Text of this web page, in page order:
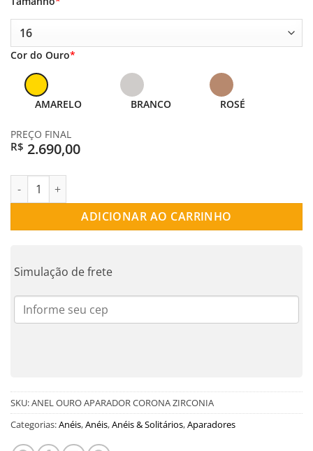
*
Cor do Ouro
AMARELO BRANCO ROSÉ
PREÇO FINAL
R$ 2.690,00
ANEL OURO 18K APARADOR CORONA ZIRCONIA quantidade
ADICIONAR AO CARRINHO
Simulação de frete
SKU:ANEL OURO APARADOR CORONA ZIRCONIA
Categorias:Anéis,Anéis,Anéis & Solitários,Aparadores